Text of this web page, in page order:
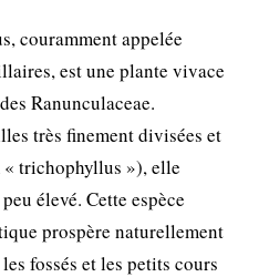
couramment appelée
est une plante vivace
Ranunculaceae.
très finement divisées et
trichophyllus »), elle
élevé. Cette espèce
prospère naturellement
fossés et les petits cours